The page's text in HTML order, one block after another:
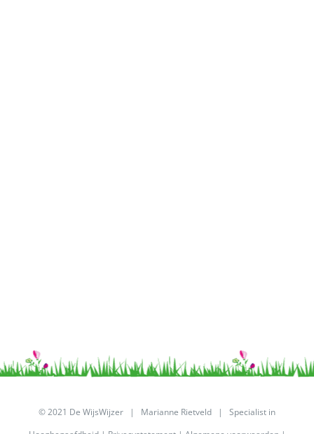
© 2021 De WijsWijzer | Marianne Rietveld | Specialist in